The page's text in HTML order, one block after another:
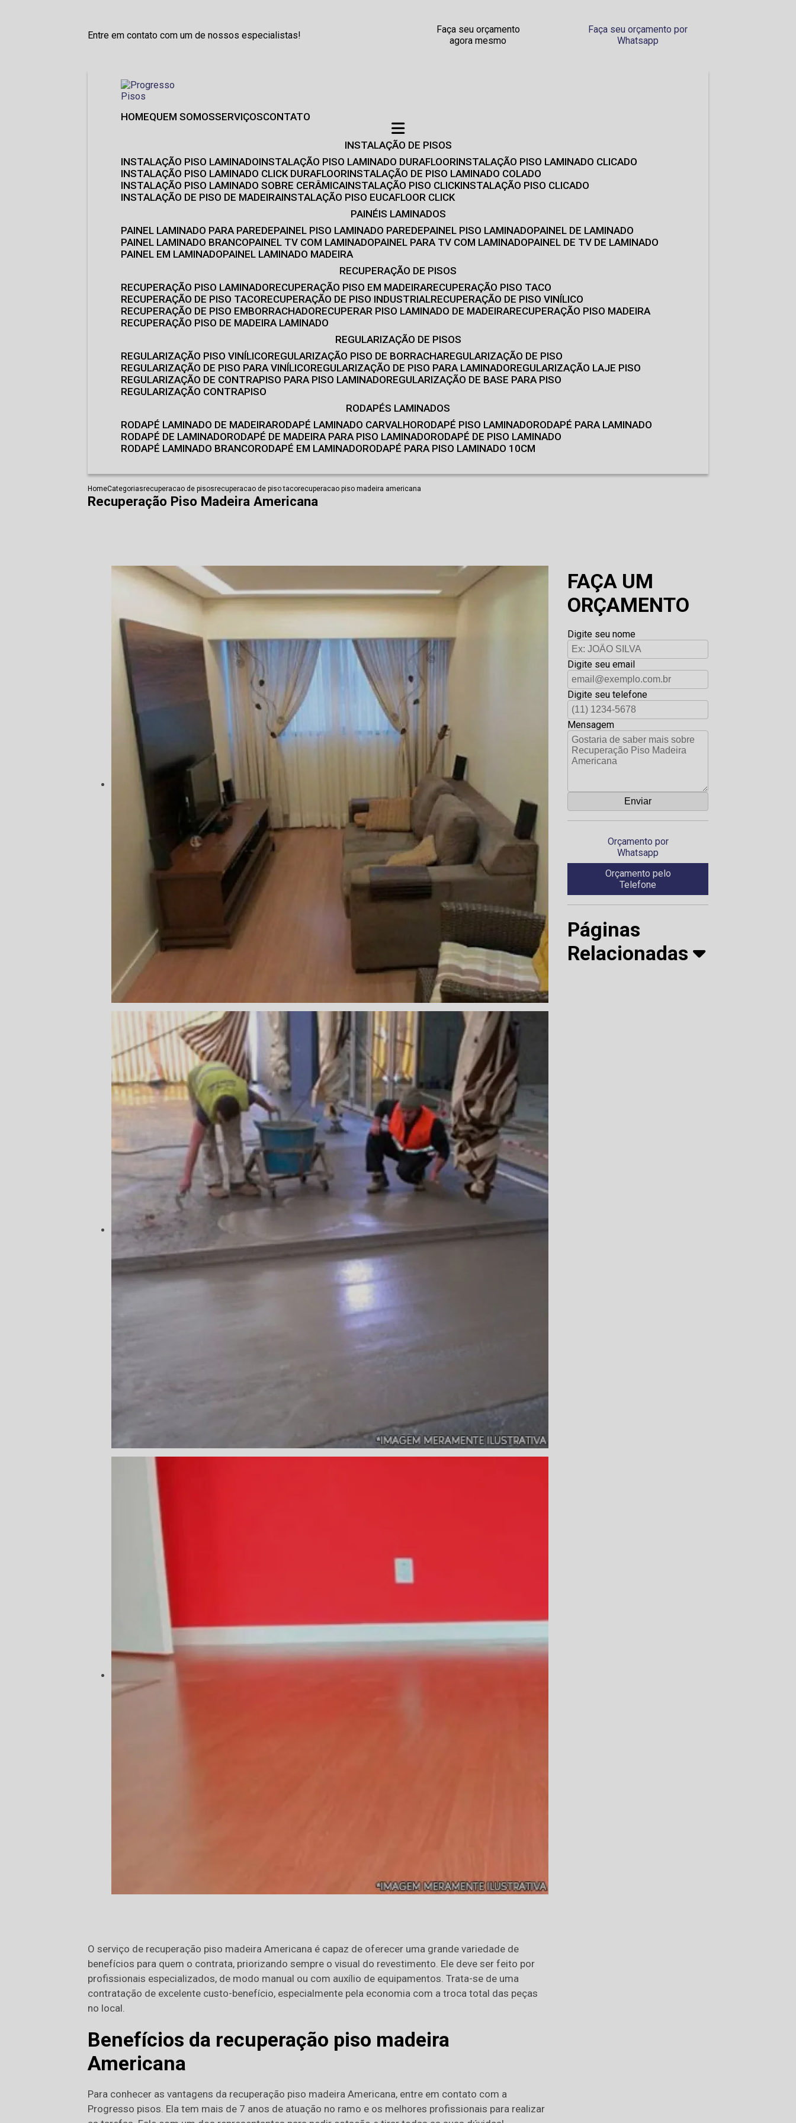
Entre em contato com um de nossos especialistas!
Faça seu orçamento
agora mesmo
Faça seu orçamento por
Whatsapp
HOME QUEM SOMOS SERVIÇOS CONTATO
INSTALAÇÃO DE PISOS
INSTALAÇÃO PISO LAMINADO INSTALAÇÃO PISO LAMINADO DURAFLOOR INSTALAÇÃO PISO LAMINADO CLICADO
INSTALAÇÃO PISO LAMINADO CLICK DURAFLOOR INSTALAÇÃO DE PISO LAMINADO COLADO
INSTALAÇÃO PISO LAMINADO SOBRE CERÂMICA INSTALAÇÃO PISO CLICK INSTALAÇÃO PISO CLICADO
INSTALAÇÃO DE PISO DE MADEIRA INSTALAÇÃO PISO EUCAFLOOR CLICK
PAINÉIS LAMINADOS
PAINEL LAMINADO PARA PAREDE PAINEL PISO LAMINADO PAREDE PAINEL PISO LAMINADO PAINEL DE LAMINADO
PAINEL LAMINADO BRANCO PAINEL TV COM LAMINADO PAINEL PARA TV COM LAMINADO PAINEL DE TV DE LAMINADO
PAINEL EM LAMINADO PAINEL LAMINADO MADEIRA
RECUPERAÇÃO DE PISOS
RECUPERAÇÃO PISO LAMINADO RECUPERAÇÃO PISO EM MADEIRA RECUPERAÇÃO PISO TACO
RECUPERAÇÃO DE PISO TACO RECUPERAÇÃO DE PISO INDUSTRIAL RECUPERAÇÃO DE PISO VINÍLICO
RECUPERAÇÃO DE PISO EMBORRACHADO RECUPERAR PISO LAMINADO DE MADEIRA RECUPERAÇÃO PISO MADEIRA
RECUPERAÇÃO PISO DE MADEIRA LAMINADO
REGULARIZAÇÃO DE PISOS
REGULARIZAÇÃO PISO VINÍLICO REGULARIZAÇÃO PISO DE BORRACHA REGULARIZAÇÃO DE PISO
REGULARIZAÇÃO DE PISO PARA VINÍLICO REGULARIZAÇÃO DE PISO PARA LAMINADO REGULARIZAÇÃO LAJE PISO
REGULARIZAÇÃO DE CONTRAPISO PARA PISO LAMINADO REGULARIZAÇÃO DE BASE PARA PISO
REGULARIZAÇÃO CONTRAPISO
RODAPÉS LAMINADOS
RODAPÉ LAMINADO DE MADEIRA RODAPÉ LAMINADO CARVALHO RODAPÉ PISO LAMINADO RODAPÉ PARA LAMINADO
RODAPÉ DE LAMINADO RODAPÉ DE MADEIRA PARA PISO LAMINADO RODAPÉ DE PISO LAMINADO
RODAPÉ LAMINADO BRANCO RODAPÉ EM LAMINADO RODAPÉ PARA PISO LAMINADO 10CM
HomeCategoriasrecuperacao de pisosrecuperacao de piso tacorecuperacao piso madeira americana
Recuperação Piso Madeira Americana
O serviço de recuperação piso madeira Americana é capaz de oferecer uma grande variedade de
benefícios para quem o contrata, priorizando sempre o visual do revestimento. Ele deve ser feito por
profissionais especializados, de modo manual ou com auxílio de equipamentos. Trata-se de uma
contratação de excelente custo-benefício, especialmente pela economia com a troca total das peças
no local.
Benefícios da recuperação piso madeira
Americana
Para conhecer as vantagens da recuperação piso madeira Americana, entre em contato com a
Progresso pisos. Ela tem mais de 7 anos de atuação no ramo e os melhores profissionais para realizar
FAÇA UM
ORÇAMENTO
Digite seu nome
Digite seu email
Digite seu telefone
Mensagem
Orçamento por
Whatsapp
Orçamento pelo
Telefone
Páginas
Relacionadas